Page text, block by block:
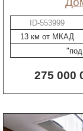
ID-553999
13 км от МКАД
275 000